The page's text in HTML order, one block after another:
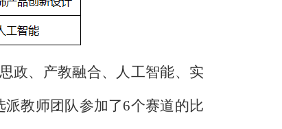
政、产教融合、人工智能、实
教师团队参加了6个赛道的比